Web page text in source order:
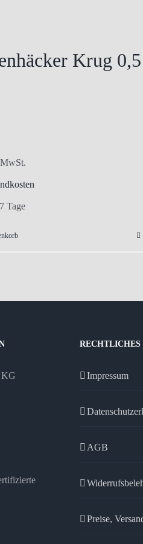
Krug
7 Tage
KG
RECHTLICHES
Impressum
AGB
Preise,